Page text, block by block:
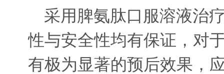
采用脾氨肽口服溶液治
性与安全性均有保证，对
有极为显著的预后效果，